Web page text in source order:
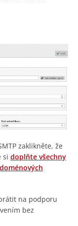
zaklikněte, že
si doplňte všechny
na podporu
bez